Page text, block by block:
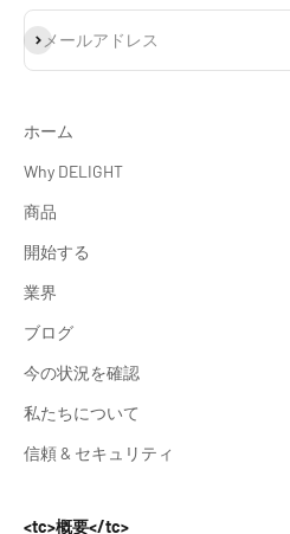
メールアドレス
登録
ホーム
Why DELIGHT
商品
開始する
業界
ブログ
今の状況を確認
私たちについて
信頼 & セキュリティ
<tc>概要</tc>